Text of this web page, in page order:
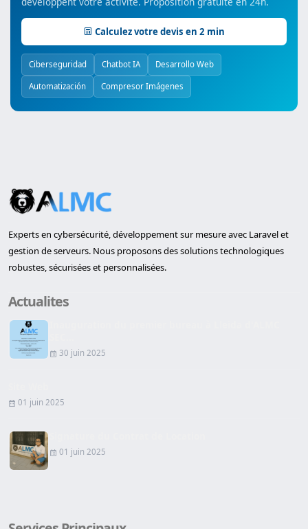
Calculez votre devis en 2 min
Ciberseguridad Chatbot IA Desarrollo Web
Automatización Compresor Imágenes
Experts en cybersécurité, développement sur mesure avec Laravel et
gestion de serveurs. Nous proposons des solutions technologiques
robustes, sécurisées et personnalisées.
Actualites
30 juin 2025
01 juin 2025
01 juin 2025